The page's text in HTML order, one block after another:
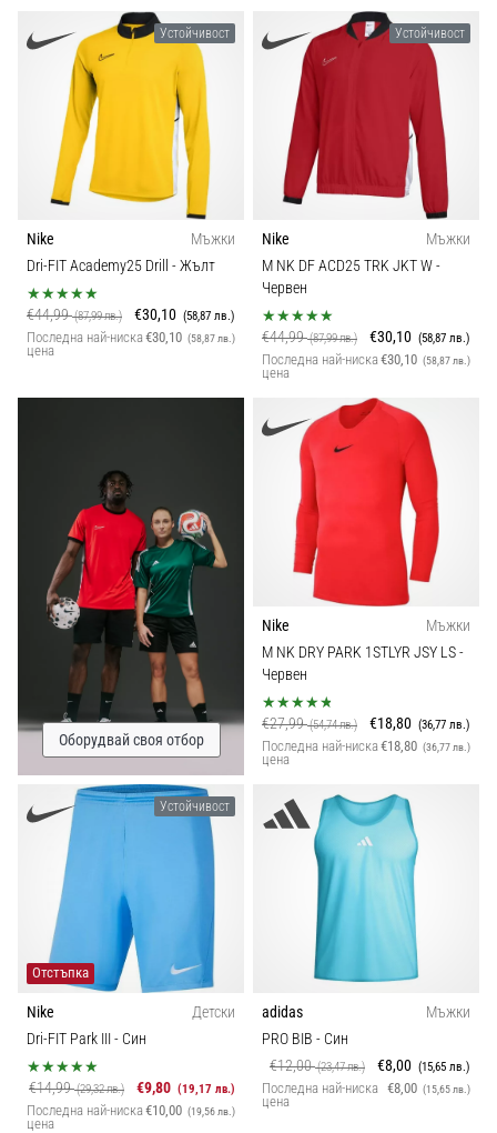
Устойчивост
Nike
Мъжки
Dri-FIT Academy25 Drill - Жълт
€44,99(87,99 лв.) €30,10 (58,87 лв.)
Последна най-ниска
цена
€30,10 (58,87 лв.)
Устойчивост
Nike
Мъжки
M NK DF ACD25 TRK JKT W-
Червен
€44,99(87,99 лв.) €30,10 (58,87 лв.)
Последна най-ниска
цена
€30,10 (58,87 лв.)
Оборудвай своя отбор
Nike
Мъжки
M NK DRY PARK 1STLYR JSY LS-
Червен
€27,99(54,74 лв.) €18,80 (36,77 лв.)
Последна най-ниска
цена
€18,80 (36,77 лв.)
Устойчивост
Отстъпка
Nike
Детски
Dri-FIT Park III- Син
€14,99(29,32 лв.) €9,80 (19,17 лв.)
Последна най-ниска
цена
€10,00 (19,56 лв.)
adidas
Мъжки
PRO BIB - Син
€12,00(23,47 лв.) €8,00 (15,65 лв.)
Последна най-ниска
цена
€8,00 (15,65 лв.)